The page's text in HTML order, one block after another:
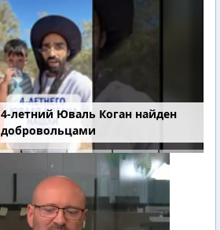
4-летний Юваль Коган найден
добровольцами